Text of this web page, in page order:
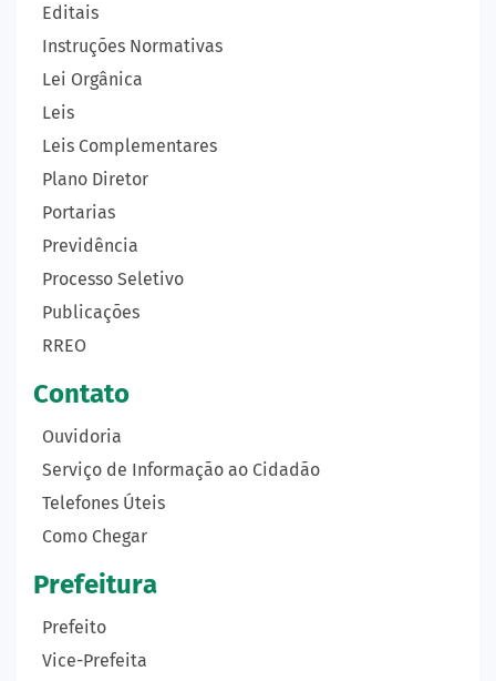
Editais
Instruções Normativas
Lei Orgânica
Leis
Leis Complementares
Plano Diretor
Portarias
Previdência
Processo Seletivo
Publicações
RREO
Contato
Ouvidoria
Serviço de Informação ao Cidadão
Telefones Úteis
Como Chegar
Prefeitura
Prefeito
Vice-Prefeita